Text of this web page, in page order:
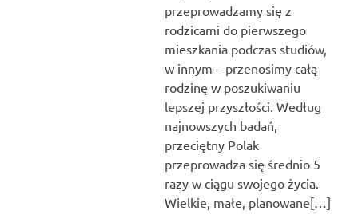
przeprowadzamy się z
rodzicami do pierwszego
mieszkania podczas studiów,
w innym – przenosimy całą
rodzinę w poszukiwaniu
lepszej przyszłości. Według
najnowszych badań,
przeciętny Polak
przeprowadza się średnio 5
razy w ciągu swojego życia.
Wielkie, małe, planowane[…]